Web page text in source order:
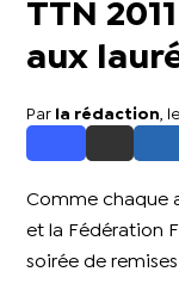
TTN
aux
Par la rédaction ,
Comme chaque
et la Fédération
soirée de